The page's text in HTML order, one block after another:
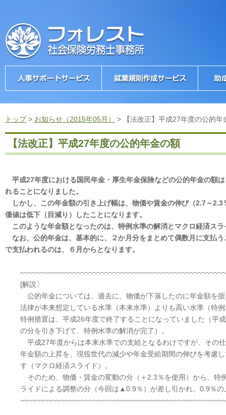
トップ> お知らせ（2015年05月） > 【法改正】平成27年度の公的年
【法改正】平成27年度の公的年金の額
平成27年度における国民年金・厚生年金保険などの公的年金の額
れることになりました。
しかし、この年金額の引き上げ幅は、物価や賃金の伸び（2.7～
価値は低下（目減り）したことになります。
このような年金額となったのは、特例水準の解消とマクロ経済スラ
なお、公的年金は、基本的に、２か月分をまとめて偶数月に支払
で支払われるのは、６月からとなります。
[解説〕
公的年金については、過去に、物価が下落したのに年金額を
法律が本来想定している水準（本来水準）よりも高い水準（特
特例措置は、平成26年度で終了することになっていました（平
の分を引き下げて、特例水準の解消が完了）。
平成27年度からは本来水準での支給となるわけですが、その
年金額の上昇を、現役世代の減少や年金受給期間の伸びを考慮
す（マクロ経済スライド）。
そのため、物価・賃金の変動の分（＋2.3％を使用）から、
ライドによる調整の分（今回は▲0.9％）が差し引かれ、0.9％